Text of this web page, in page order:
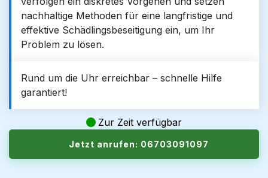
nachhaltige Methoden für eine langfristige und
effektive Schädlingsbeseitigung ein, um Ihr
Problem zu lösen.
Rund um die Uhr erreichbar – schnelle Hilfe
garantiert!
Zur Zeit verfügbar
Jetzt anrufen: 06703091097